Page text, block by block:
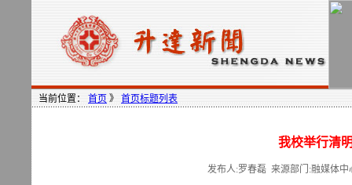
当前位置： 首页 》 首页标题列表
我校举行清
发布人:罗春磊 来源部门:融媒体